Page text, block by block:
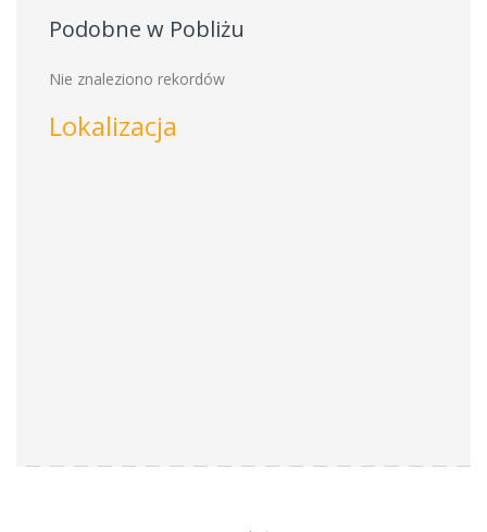
Podobne w Pobliżu
Nie znaleziono rekordów
Lokalizacja